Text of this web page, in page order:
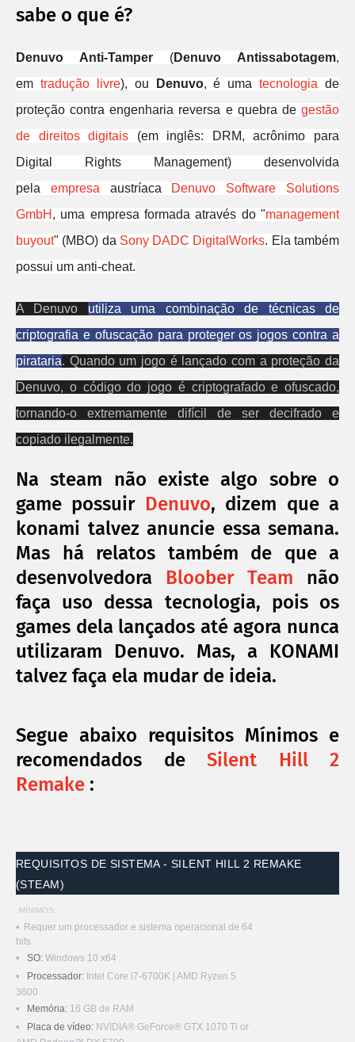
sabe o que é?
Denuvo Anti-Tamper (Denuvo Antissabotagem,
em tradução livre), ou Denuvo, é umatecnologia de
proteção contra engenharia reversa e quebra de gestão
de direitos digitais (em inglês: DRM, acrônimo para
Digital Rights Management) desenvolvida
pela empresa austríaca Denuvo Software Solutions
GmbH , uma empresa formada através do "management
buyout" (MBO) da Sony DADC DigitalWorks. Ela também
possui um anti-cheat.
A Denuvo utiliza uma combinação de técnicas de
criptografia e ofuscação para proteger os jogos contra a
pirataria. Quando um jogo é lançado com a proteção da
Denuvo, o código do jogo é criptografado e ofuscado,
tornando-o extremamente difícil de ser decifrado e
copiado ilegalmente.
Na steam não existe algo sobre o
game possuir Denuvo, dizem que a
konami talvez anuncie essa semana.
Mas há relatos também de que a
desenvolvedora Bloober Team não
faça uso dessa tecnologia, pois os
games dela lançados até agora nunca
utilizaram Denuvo. Mas, a KONAMI
talvez faça ela mudar de ideia.
Segue abaixo requisitos Mínimos e
recomendados de Silent Hill 2
Remake :
REQUISITOS DE SISTEMA - SILENT HILL 2 REMAKE
(STEAM)
MÍNIMOS:
Requer um processador e sistema operacional de 64
bits
SO: Windows 10 x64
Processador: Intel Core i7-6700K | AMD Ryzen 5
3600
Memória: 16 GB de RAM
Placa de vídeo: NVIDIA® GeForce® GTX 1070 Ti or